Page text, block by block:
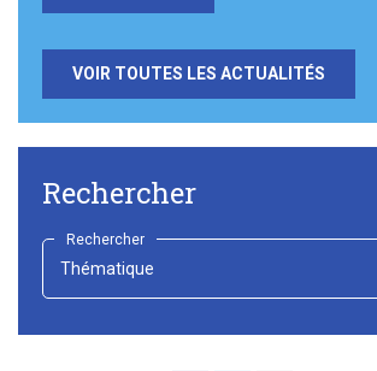
VOIR TOUTES LES ACTUALITÉS
Rechercher
Rechercher
Choisir